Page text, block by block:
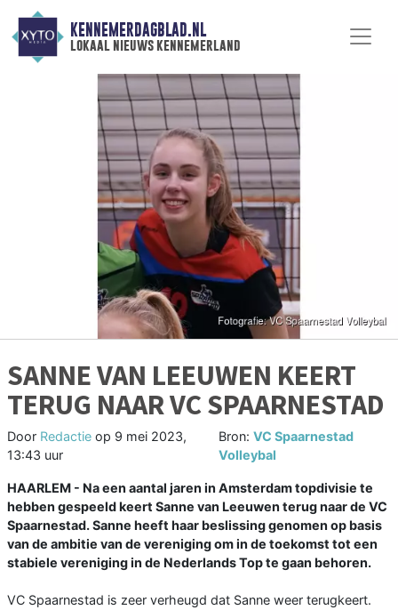
KENNEMERDAGBLAD.NL
lokaal nieuws kennemerland
SANNE VAN LEEUWEN KEERT
TERUG NAAR VC SPAARNESTAD
Door Redactie op 9 mei 2023,
13:43 uur
Bron: VC Spaarnestad
Volleybal
HAARLEM - Na een aantal jaren in Amsterdam topdivisie te
hebben gespeeld keert Sanne van Leeuwen terug naar de VC
Spaarnestad. Sanne heeft haar beslissing genomen op basis
van de ambitie van de vereniging om in de toekomst tot een
stabiele vereniging in de Nederlands Top te gaan behoren.
VC Spaarnestad is zeer verheugd dat Sanne weer terugkeert.